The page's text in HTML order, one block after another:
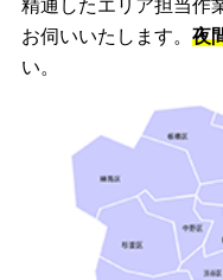
精通したエリア担当作
お伺いいたします。 夜
い。